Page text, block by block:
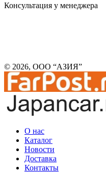
Консультация у менеджера
© 2026, ООО “АЗИЯ”
О нас
Каталог
Новости
Доставка
Контакты